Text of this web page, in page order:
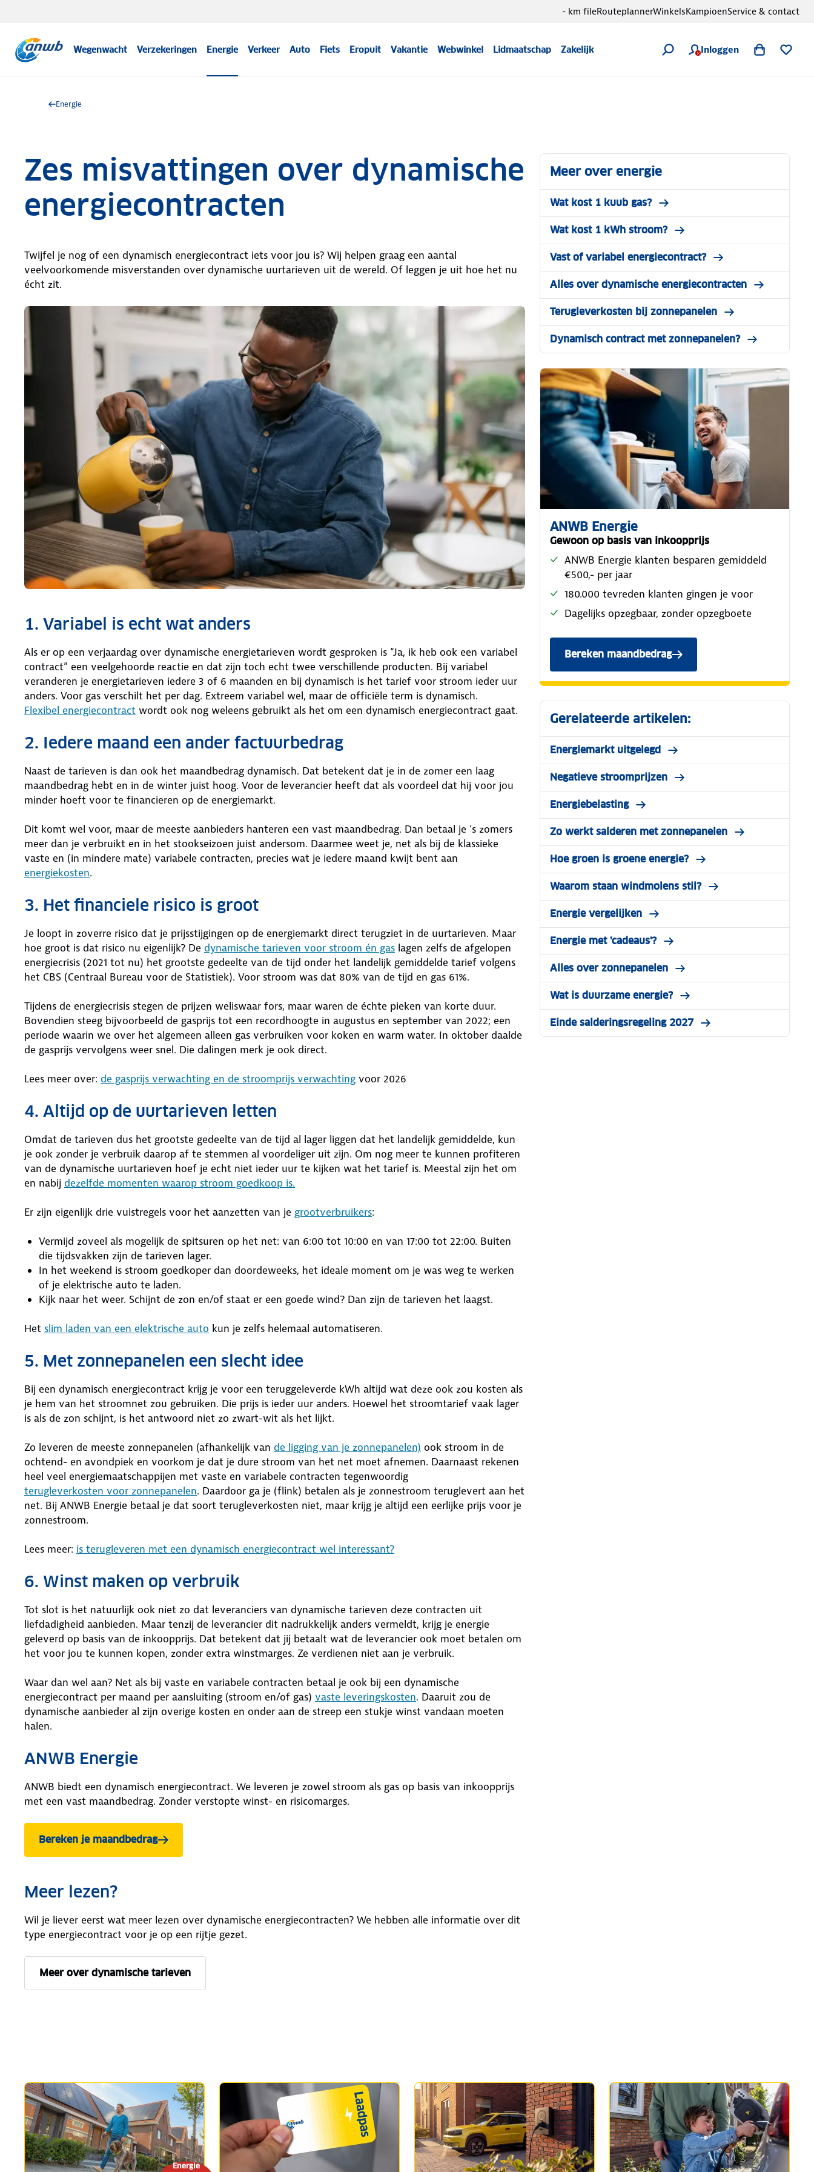
Wegenwacht Verzekeringen Energie Verkeer Auto Fiets Eropuit Vakantie Webwinkel Lidmaatschap Zakelijk Inloggen
- km fileRouteplannerWinkelsKampioenService & contact
Energie
Zes misvattingen over dynamische
energiecontracten
Twijfel je nog of een dynamisch energiecontract iets voor jou is? Wij helpen graag een aantal
veelvoorkomende misverstanden over dynamische uurtarieven uit de wereld. Of leggen je uit hoe het nu
écht zit.
1. Variabel is echt wat anders
Als er op een verjaardag over dynamische energietarieven wordt gesproken is “Ja, ik heb ook een variabel
contract” een veelgehoorde reactie en dat zijn toch echt twee verschillende producten. Bij variabel
veranderen je energietarieven iedere 3 of 6 maanden en bij dynamisch is het tarief voor stroom ieder uur
anders. Voor gas verschilt het per dag. Extreem variabel wel, maar de officiële term is dynamisch.
Flexibel energiecontract wordt ook nog weleens gebruikt als het om een dynamisch energiecontract gaat.
2. Iedere maand een ander factuurbedrag
Naast de tarieven is dan ook het maandbedrag dynamisch. Dat betekent dat je in de zomer een laag
maandbedrag hebt en in de winter juist hoog. Voor de leverancier heeft dat als voordeel dat hij voor jou
minder hoeft voor te financieren op de energiemarkt.
Dit komt wel voor, maar de meeste aanbieders hanteren een vast maandbedrag. Dan betaal je ‘s zomers
meer dan je verbruikt en in het stookseizoen juist andersom. Daarmee weet je, net als bij de klassieke
vaste en (in mindere mate) variabele contracten, precies wat je iedere maand kwijt bent aan
energiekosten.
3. Het financiele risico is groot
Je loopt in zoverre risico dat je prijsstijgingen op de energiemarkt direct terugziet in de uurtarieven. Maar
hoe groot is dat risico nu eigenlijk? De dynamische tarieven voor stroom én gas lagen zelfs de afgelopen
energiecrisis (2021 tot nu) het grootste gedeelte van de tijd onder het landelijk gemiddelde tarief volgens
het CBS (Centraal Bureau voor de Statistiek). Voor stroom was dat 80% van de tijd en gas 61%.
Tijdens de energiecrisis stegen de prijzen weliswaar fors, maar waren de échte pieken van korte duur.
Bovendien steeg bijvoorbeeld de gasprijs tot een recordhoogte in augustus en september van 2022; een
periode waarin we over het algemeen alleen gas verbruiken voor koken en warm water. In oktober daalde
de gasprijs vervolgens weer snel. Die dalingen merk je ook direct.
Lees meer over: de gasprijs verwachting en de stroomprijs verwachting voor 2026
4. Altijd op de uurtarieven letten
Omdat de tarieven dus het grootste gedeelte van de tijd al lager liggen dat het landelijk gemiddelde, kun
je ook zonder je verbruik daarop af te stemmen al voordeliger uit zijn. Om nog meer te kunnen profiteren
van de dynamische uurtarieven hoef je echt niet ieder uur te kijken wat het tarief is. Meestal zijn het om
en nabij dezelfde momenten waarop stroom goedkoop is.
Er zijn eigenlijk drie vuistregels voor het aanzetten van je grootverbruikers:
Vermijd zoveel als mogelijk de spitsuren op het net: van 6:00 tot 10:00 en van 17:00 tot 22:00. Buiten
die tijdsvakken zijn de tarieven lager.
In het weekend is stroom goedkoper dan doordeweeks, het ideale moment om je was weg te werken
of je elektrische auto te laden.
Kijk naar het weer. Schijnt de zon en/of staat er een goede wind? Dan zijn de tarieven het laagst.
Het slim laden van een elektrische auto kun je zelfs helemaal automatiseren.
5. Met zonnepanelen een slecht idee
Bij een dynamisch energiecontract krijg je voor een teruggeleverde kWh altijd wat deze ook zou kosten als
je hem van het stroomnet zou gebruiken. Die prijs is ieder uur anders. Hoewel het stroomtarief vaak lager
is als de zon schijnt, is het antwoord niet zo zwart-wit als het lijkt.
Zo leveren de meeste zonnepanelen (afhankelijk van de ligging van je zonnepanelen) ook stroom in de
ochtend- en avondpiek en voorkom je dat je dure stroom van het net moet afnemen. Daarnaast rekenen
heel veel energiemaatschappijen met vaste en variabele contracten tegenwoordig
terugleverkosten voor zonnepanelen. Daardoor ga je (flink) betalen als je zonnestroom teruglevert aan het
net. Bij ANWB Energie betaal je dat soort terugleverkosten niet, maar krijg je altijd een eerlijke prijs voor je
zonnestroom.
Lees meer: is terugleveren met een dynamisch energiecontract wel interessant?
6. Winst maken op verbruik
Tot slot is het natuurlijk ook niet zo dat leveranciers van dynamische tarieven deze contracten uit
liefdadigheid aanbieden. Maar tenzij de leverancier dit nadrukkelijk anders vermeldt, krijg je energie
geleverd op basis van de inkoopprijs. Dat betekent dat jij betaalt wat de leverancier ook moet betalen om
het voor jou te kunnen kopen, zonder extra winstmarges. Ze verdienen niet aan je verbruik.
Waar dan wel aan? Net als bij vaste en variabele contracten betaal je ook bij een dynamische
energiecontract per maand per aansluiting (stroom en/of gas) vaste leveringskosten. Daaruit zou de
dynamische aanbieder al zijn overige kosten en onder aan de streep een stukje winst vandaan moeten
halen.
ANWB Energie
ANWB biedt een dynamisch energiecontract. We leveren je zowel stroom als gas op basis van inkoopprijs
met een vast maandbedrag. Zonder verstopte winst- en risicomarges.
Bereken je maandbedrag
Meer lezen?
Wil je liever eerst wat meer lezen over dynamische energiecontracten? We hebben alle informatie over dit
type energiecontract voor je op een rijtje gezet.
Meer over dynamische tarieven
Meer over energie
Wat kost 1 kuub gas?
Wat kost 1 kWh stroom?
Vast of variabel energiecontract?
Alles over dynamische energiecontracten
Terugleverkosten bij zonnepanelen
Dynamisch contract met zonnepanelen?
ANWB Energie
Gewoon op basis van inkoopprijs
ANWB Energie klanten besparen gemiddeld
€500,- per jaar
180.000 tevreden klanten gingen je voor
Dagelijks opzegbaar, zonder opzegboete
Bereken maandbedrag
Gerelateerde artikelen:
Energiemarkt uitgelegd
Negatieve stroomprijzen
Energiebelasting
Zo werkt salderen met zonnepanelen
Hoe groen is groene energie?
Waarom staan windmolens stil?
Energie vergelijken
Energie met 'cadeaus'?
Alles over zonnepanelen
Wat is duurzame energie?
Einde salderingsregeling 2027
Energie